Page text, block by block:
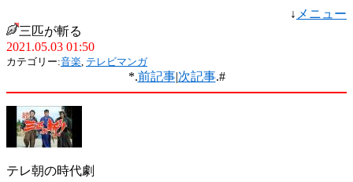
↓ メニュー
三匹が斬る
2021.05.03 01:50
カテゴリー:音楽, テレビマンガ
*.前記事|次記事.#
テレ朝の時代劇